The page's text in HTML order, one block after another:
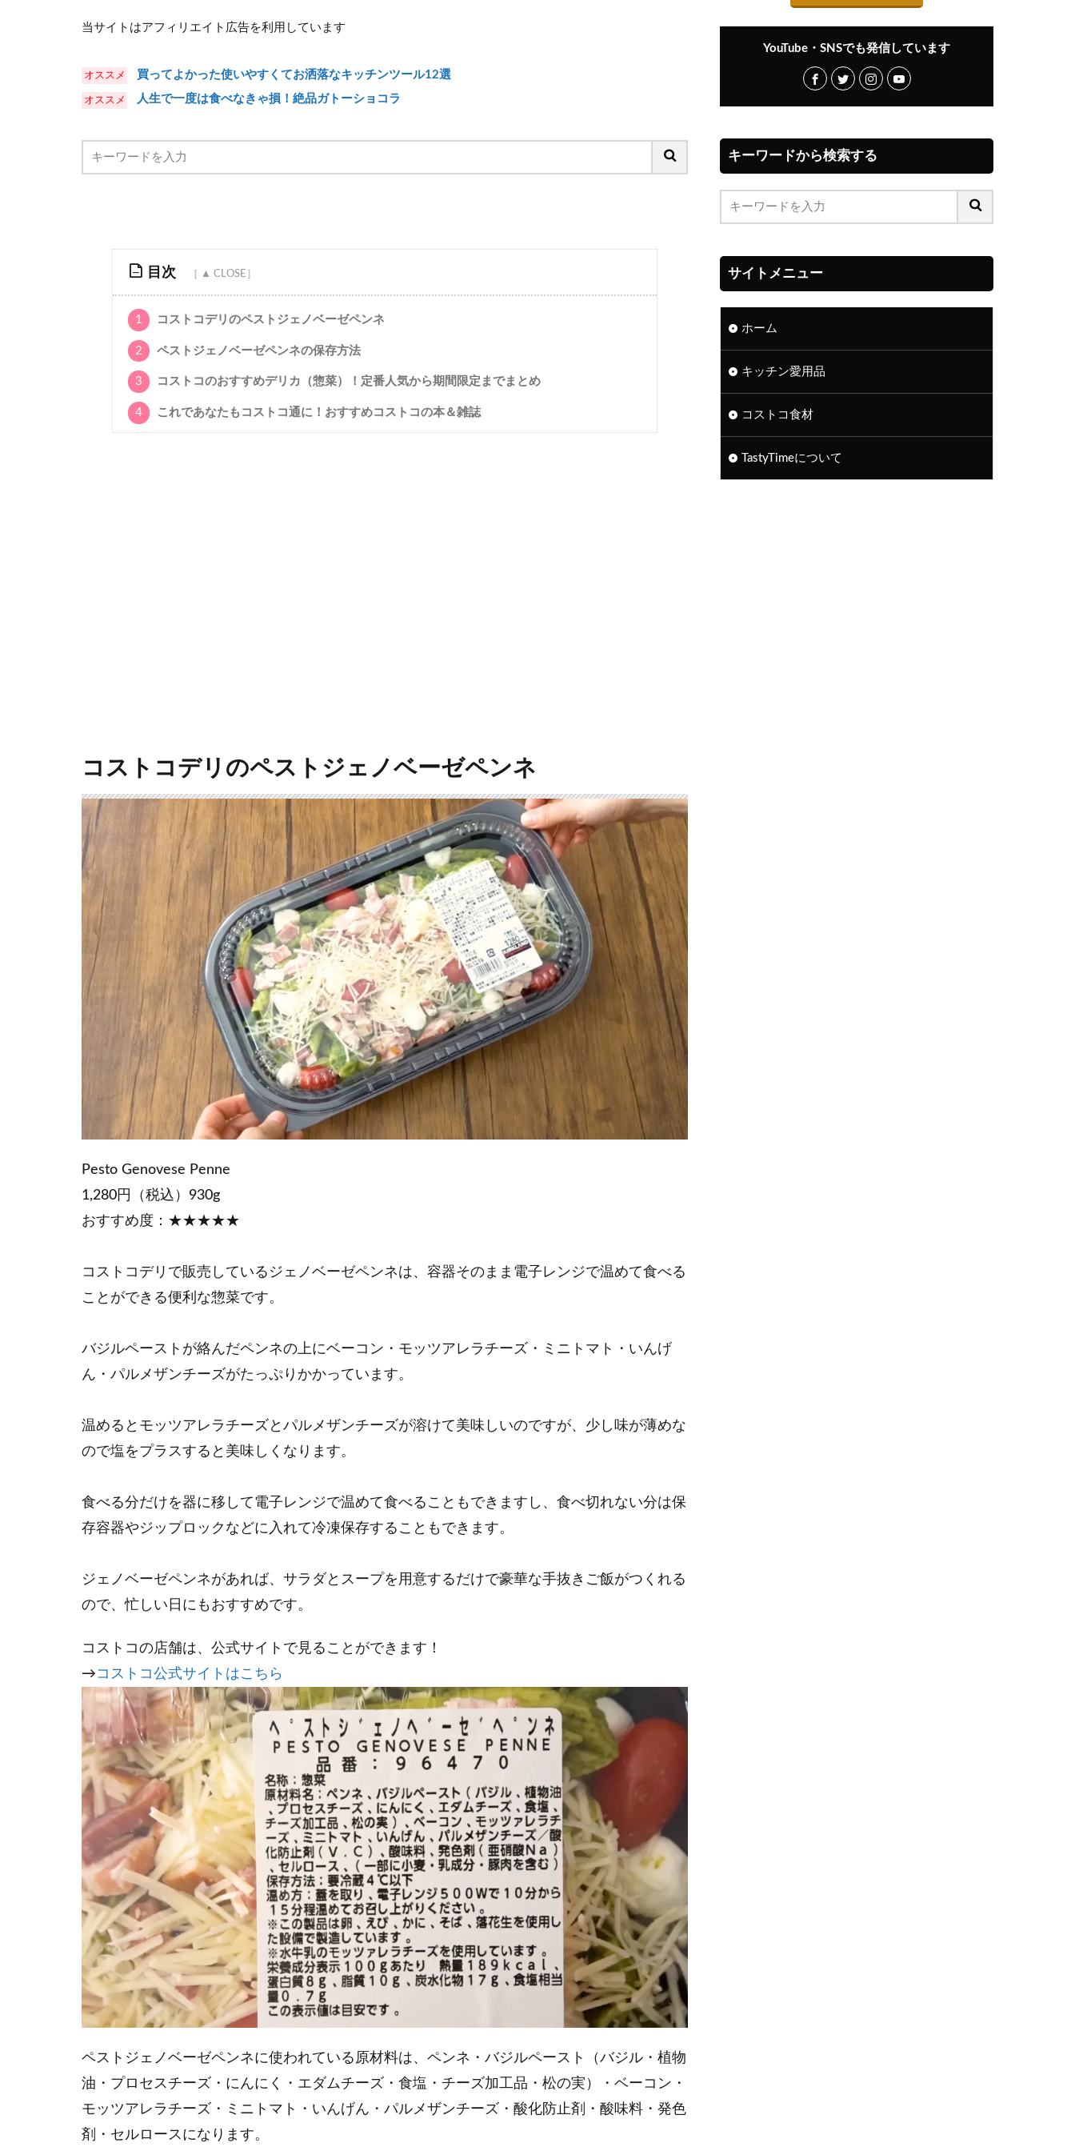
当サイトはアフィリエイト広告を利用しています
買ってよかった使いやすくてお洒落なキッチンツール12選
人生で一度は食べなきゃ損！絶品ガトーショコラ
目次
1 コストコデリのペストジェノベーゼペンネ
2 ペストジェノベーゼペンネの保存方法
3 コストコのおすすめデリカ（惣菜）！定番人気から期間限定までまとめ
4 これであなたもコストコ通に！おすすめコストコの本＆雑誌
コストコデリのペストジェノベーゼペンネ
Pesto Genovese Penne
1,280円（税込）930g
おすすめ度：★★★★★
コストコデリで販売しているジェノベーゼペンネは、容器そのまま電子レンジで温めて食べる
ことができる便利な惣菜です。
バジルペーストが絡んだペンネの上にベーコン・モッツアレラチーズ・ミニトマト・いんげ
ん・パルメザンチーズがたっぷりかかっています。
温めるとモッツアレラチーズとパルメザンチーズが溶けて美味しいのですが、少し味が薄めな
ので塩をプラスすると美味しくなります。
食べる分だけを器に移して電子レンジで温めて食べることもできますし、食べ切れない分は保
存容器やジップロックなどに入れて冷凍保存することもできます。
ジェノベーゼペンネがあれば、サラダとスープを用意するだけで豪華な手抜きご飯がつくれる
ので、忙しい日にもおすすめです。
コストコの店舗は、公式サイトで見ることができます！
→コストコ公式サイトはこちら
ペストジェノベーゼペンネに使われている原材料は、ペンネ・バジルペースト（バジル・植物
油・プロセスチーズ・にんにく・エダムチーズ・食塩・チーズ加工品・松の実）・ベーコン・
モッツアレラチーズ・ミニトマト・いんげん・パルメザンチーズ・酸化防止剤・酸味料・発色
剤・セルロースになります。
YouTube・SNSでも発信しています
キーワードから検索する
サイトメニュー
ホーム
キッチン愛用品
コストコ食材
TastyTimeについて